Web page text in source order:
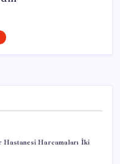
Hastanesi Harcamaları İki